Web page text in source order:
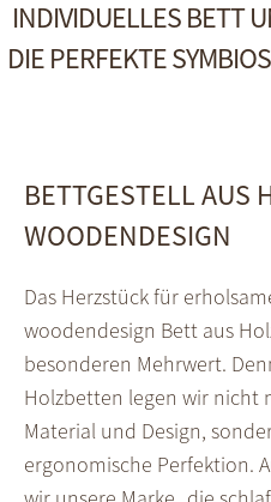
INDIVIDUELLES BETT
DIE PERFEKTE
BETTGESTELL AUS
WOODENDESIGN
Das Herzstück für
woodendesign Bett aus
besonderen Mehrwert.
Holzbetten legen wir nicht
Material und Design,
ergonomische Perfektion.